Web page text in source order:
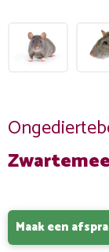
Maak een